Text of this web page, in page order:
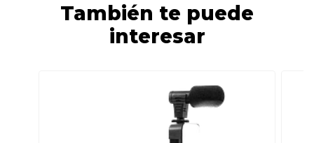
También te puede
interesar